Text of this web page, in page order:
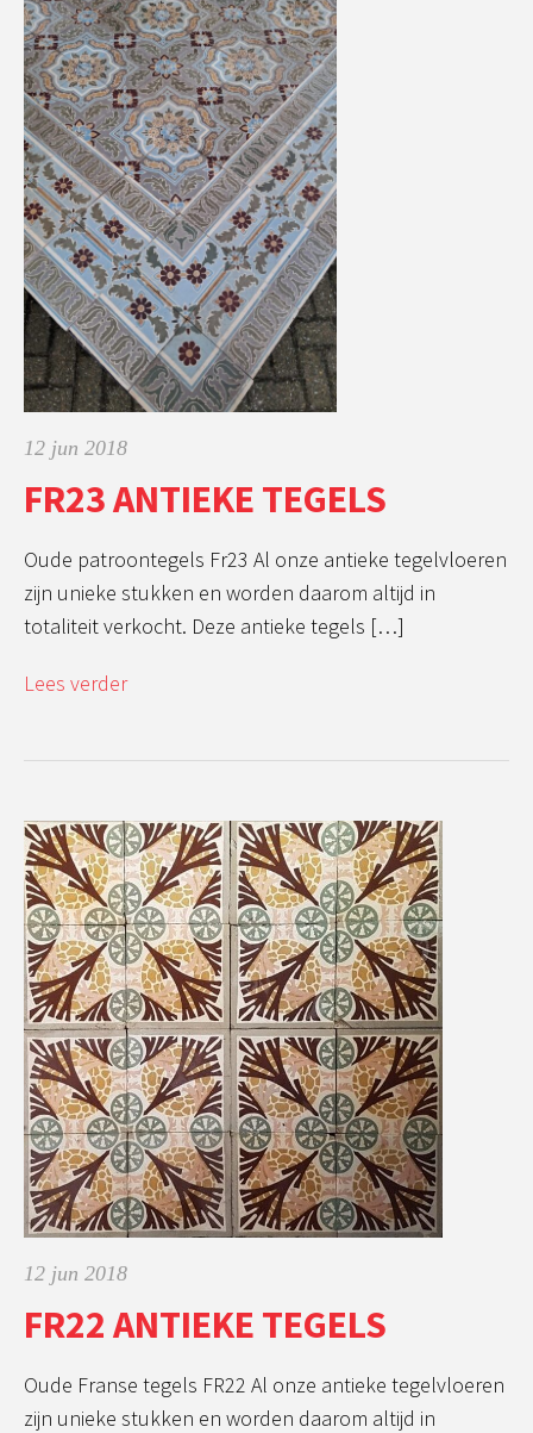
12 jun 2018
FR23 ANTIEKE TEGELS
Oude patroontegels Fr23 Al onze antieke tegelvloeren
zijn unieke stukken en worden daarom altijd in
totaliteit verkocht. Deze antieke tegels […]
Lees verder
12 jun 2018
FR22 ANTIEKE TEGELS
Oude Franse tegels FR22 Al onze antieke tegelvloeren
zijn unieke stukken en worden daarom altijd in